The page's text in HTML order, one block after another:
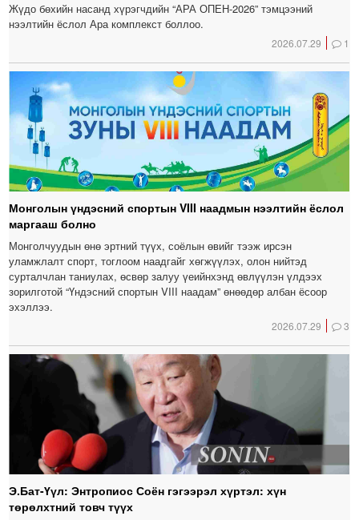
Жүдо бөхийн насанд хүрэгчдийн “АРА ОПЕН-2026” тэмцээний
нээлтийн ёслол Ара комплекст боллоо.
2026.07.29 1
Монголын үндэсний спортын VIII наадмын нээлтийн ёслол
маргааш болно
Монголчуудын өнө эртний түүх, соёлын өвийг тээж ирсэн
уламжлалт спорт, тоглоом наадгайг хөгжүүлэх, олон нийтэд
сурталчлан таниулах, өсвөр залуу үеийнхэнд өвлүүлэн үлдээх
зорилготой “Үндэсний спортын VIII наадам” өнөөдөр албан ёсоор
эхэллээ.
2026.07.29 3
Э.Бат-Үүл: Энтропиос Соён гэгээрэл хүртэл: хүн
төрөлхтний товч түүх